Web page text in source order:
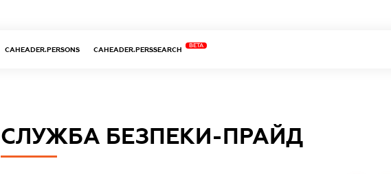
CAHEADER.PERSONS CAHEADER.PERSSEARCH
BETA
СЛУЖБА БЕЗПЕКИ-ПРАЙД